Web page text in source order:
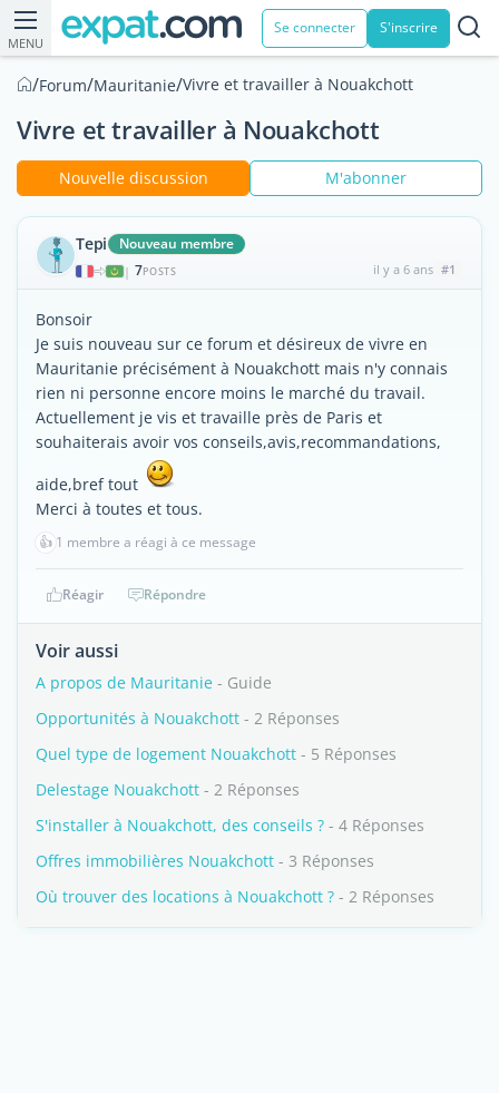
MENU
Se connecter S'inscrire
/Forum/Mauritanie/Vivre et travailler à Nouakchott
Vivre et travailler à Nouakchott
Nouvelle discussion M'abonner
Tepi Nouveau membre
| 7POSTS il y a 6 ans #1
Bonsoir
Je suis nouveau sur ce forum et désireux de vivre en
Mauritanie précisément à Nouakchott mais n'y connais
rien ni personne encore moins le marché du travail.
Actuellement je vis et travaille près de Paris et
souhaiterais avoir vos conseils,avis,recommandations,
aide,bref tout
Merci à toutes et tous.
👍 1 membre a réagi à ce message
Réagir Répondre
Voir aussi
A propos de Mauritanie - Guide
Opportunités à Nouakchott - 2 Réponses
Quel type de logement Nouakchott - 5 Réponses
Delestage Nouakchott - 2 Réponses
S'installer à Nouakchott, des conseils ? - 4 Réponses
Offres immobilières Nouakchott - 3 Réponses
Où trouver des locations à Nouakchott ? - 2 Réponses